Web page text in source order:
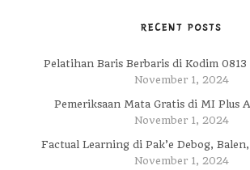
RECENT POSTS
Pelatihan Baris Berbaris di Kodim
November 1, 2024
Pemeriksaan Mata Gratis di MI Plus
November 1, 2024
Factual Learning di Pak’e Debog,
November 1, 2024